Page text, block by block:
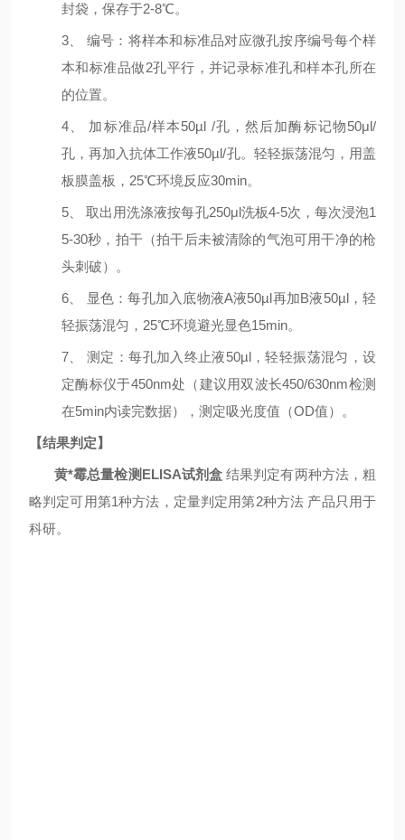
封袋，保存于2-8℃。
3
编号：将样本和标准品对应微孔按序编号每个样
本和标准品做2孔平行，并记录标准孔和样本孔所在
的位置。
4 加标准品/样本50µl /孔，然后加酶标记物50μl/
孔，再加入抗体工作液50µl/孔。轻轻振荡混匀，用盖
板膜盖板， 25℃环境反应30min。
5 取出用洗涤液按每孔250μl洗板4-5次，每次浸泡1
5-30秒，拍干（拍干后未被清除的气泡可用干净的枪
头刺破）。
6 显色：每孔加入底物液A液50µl再加B液50µl，轻
轻振荡混匀， 25℃环境避光显色15min。
7 测定：每孔加入终止液50µl，轻轻振荡混匀，设
定酶标仪于450nm处（建议用双波长450/630nm检测
在5min内读完数据），测定吸光度值（OD值）。
【结果判定】
黄*霉总量检测ELISA试剂盒 结果判定有两种方法，粗
略判定可用第1种方法，定量判定用第2种方法 产品只用于
科研。